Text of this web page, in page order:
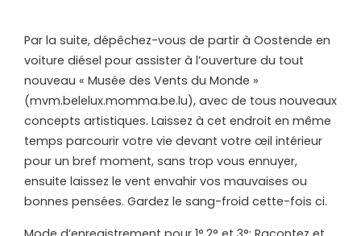
Par la suite, dépêchez-vous de partir à Oostende en
voiture diésel pour assister à l’ouverture du tout
nouveau « Musée des Vents du Monde »
(mvm.belelux.momma.be.lu), avec de tous nouveaux
concepts artistiques. Laissez à cet endroit en même
temps parcourir votre vie devant votre œil intérieur
pour un bref moment, sans trop vous ennuyer,
ensuite laissez le vent envahir vos mauvaises ou
bonnes pensées. Gardez le sang-froid cette-fois ci.